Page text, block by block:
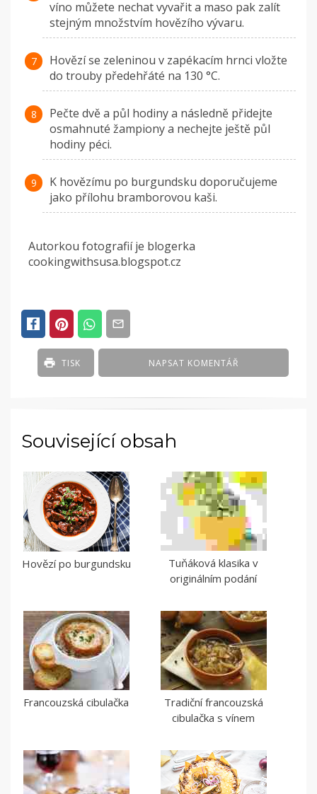
víno můžete nechat vyvařit a maso pak zalít
stejným množstvím hovězího vývaru.
Hovězí se zeleninou v zapékacím hrnci vložte
do trouby předehřáté na 130 °C.
Pečte dvě a půl hodiny a následně přidejte
osmahnuté žampiony a nechejte ještě půl
hodiny péci.
K hovězímu po burgundsku doporučujeme
jako přílohu bramborovou kaši.
Autorkou fotografií je blogerka
cookingwithsusa.blogspot.cz
NAPSAT KOMENTÁŘ
TISK
Související obsah
Hovězí po burgundsku
Tuňáková klasika v
originálním podání
Francouzská cibulačka
Tradiční francouzská
cibulačka s vínem